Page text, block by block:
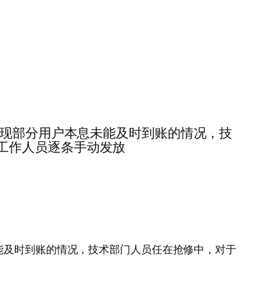
部分用户本息未能及时到账的情况，技
作人员逐条手动发放
及时到账的情况，技术部门人员任在抢修中，对于